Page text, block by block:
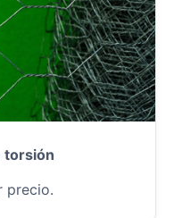
torsión
precio.